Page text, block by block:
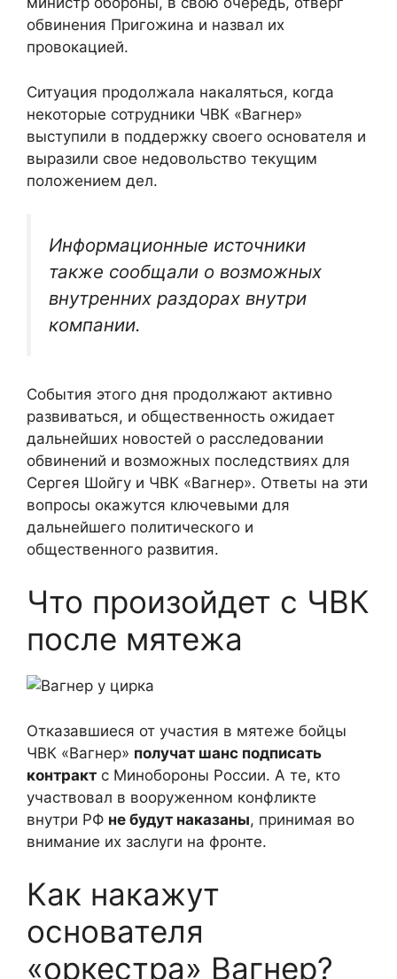
обвинения Пригожина и назвал их
провокацией.
Ситуация продолжала накаляться, когда
некоторые сотрудники ЧВК «Вагнер»
выступили в поддержку своего основателя и
выразили свое недовольство текущим
положением дел.
Информационные источники
также сообщали о возможных
внутренних раздорах внутри
компании.
События этого дня продолжают активно
развиваться, и общественность ожидает
дальнейших новостей о расследовании
обвинений и возможных последствиях для
Сергея Шойгу и ЧВК «Вагнер». Ответы на эти
вопросы окажутся ключевыми для
дальнейшего политического и
общественного развития.
Что произойдет с ЧВК
после мятежа
Отказавшиеся от участия в мятеже бойцы
ЧВК «Вагнер» получат шанс подписать
контракт с Минобороны России. А те, кто
участвовал в вооруженном конфликте
внутри РФ не будут наказаны, принимая во
внимание их заслуги на фронте.
Как накажут
основателя
«оркестра» Вагнер?